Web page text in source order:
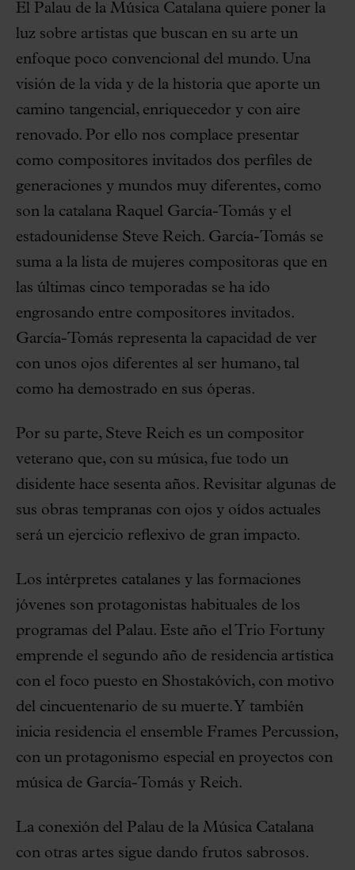
El Palau de la Música Catalana quiere poner la
luz sobre artistas que buscan en su arte un
enfoque poco convencional del mundo. Una
visión de la vida y de la historia que aporte un
camino tangencial, enriquecedor y con aire
renovado. Por ello nos complace presentar
como compositores invitados dos perfiles de
generaciones y mundos muy diferentes, como
son la catalana Raquel García-Tomás y el
estadounidense Steve Reich. García-Tomás se
suma a la lista de mujeres compositoras que en
las últimas cinco temporadas se ha ido
engrosando entre compositores invitados.
García-Tomás representa la capacidad de ver
con unos ojos diferentes al ser humano, tal
como ha demostrado en sus óperas.
Por su parte, Steve Reich es un compositor
veterano que, con su música, fue todo un
disidente hace sesenta años. Revisitar algunas de
sus obras tempranas con ojos y oídos actuales
será un ejercicio reflexivo de gran impacto.
Los intérpretes catalanes y las formaciones
jóvenes son protagonistas habituales de los
programas del Palau. Este año el Trio Fortuny
emprende el segundo año de residencia artística
con el foco puesto en Shostakóvich, con motivo
del cincuentenario de su muerte. Y también
inicia residencia el ensemble Frames Percussion,
con un protagonismo especial en proyectos con
música de García-Tomás y Reich.
La conexión del Palau de la Música Catalana
con otras artes sigue dando frutos sabrosos.